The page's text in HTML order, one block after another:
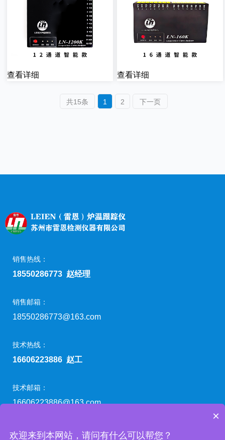
查看详细 查看详细
共15条 1 2 下一页
销售热线：
18550286773 赵经理
销售邮箱：
18550286773@163.com
技术热线：
16606223886 赵工
技术邮箱：
16606223886@163.com
©2015-2025 苏州市雷恩检测仪器有限公司 版权所有
×
欢迎来到本网站，请问有什么可以帮您？